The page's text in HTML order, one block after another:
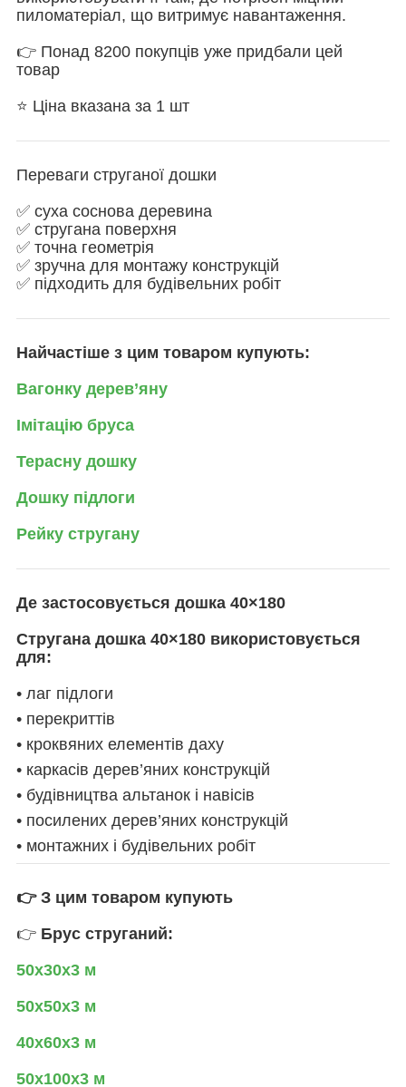
пиломатеріал, що витримує навантаження.
👉 Понад 8200 покупців уже придбали цей
товар
⭐ Ціна вказана за 1 шт
Переваги струганої дошки
✅ суха соснова деревина
✅ стругана поверхня
✅ точна геометрія
✅ зручна для монтажу конструкцій
✅ підходить для будівельних робіт
Найчастіше з цим товаром купують:
Вагонку дерев’яну
Імітацію бруса
Терасну дошку
Дошку підлоги
Рейку стругану
Де застосовується дошка 40×180
Стругана дошка 40×180 використовується
для:
• лаг підлоги
• перекриттів
• кроквяних елементів даху
• каркасів дерев’яних конструкцій
• будівництва альтанок і навісів
• посилених дерев’яних конструкцій
• монтажних і будівельних робіт
👉 З цим товаром купують
👉 Брус струганий:
50х30х3 м
50х50х3 м
40х60х3 м
50х100х3 м